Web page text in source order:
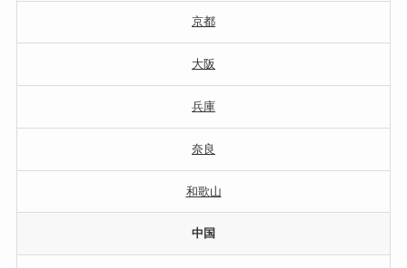
京都
大阪
兵庫
奈良
和歌山
中国